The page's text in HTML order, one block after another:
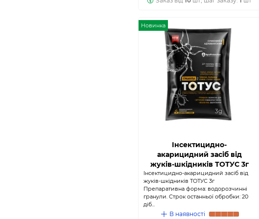
Новинка
Інсектицидно-
акарицидний засіб від
жуків-шкідників ТОТУС 3г
Інсектицидно-акарицидний засіб від
жуків-шкідників ТОТУС 3г
Препаративна форма: водорозчинні
гранули. Строк останньої обробки: 20
діб...
В наявності